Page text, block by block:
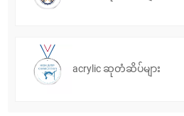
acrylic ဆုတံဆိပ်များ